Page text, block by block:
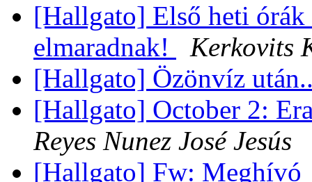
[Hallgato] Első heti
elmaradnak!
Kerkovits
[Hallgato] Özönvíz
[Hallgato] October 2:
Reyes Nunez José Jesús
[Hallgato] Fw: Meghívó